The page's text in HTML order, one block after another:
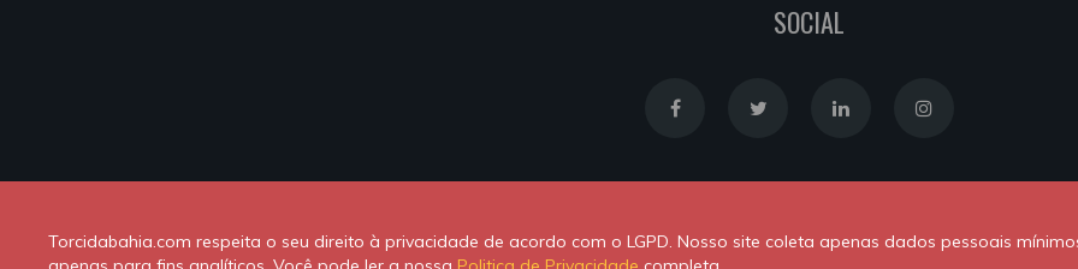
SOCIAL
Powered byNewton Duarte
Torcidabahia.com respeita o seu direito à privacidade de acordo com o LGPD. Nosso site coleta apenas dados pessoais